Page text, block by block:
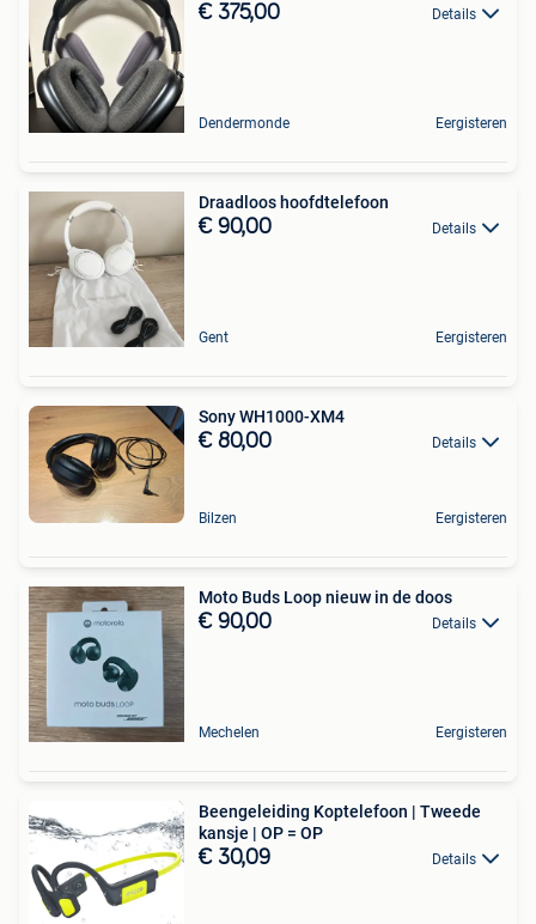
€ 375,00 Details
Dendermonde Eergisteren
Draadloos hoofdtelefoon
€ 90,00 Details
Gent Eergisteren
Sony WH1000-XM4
€ 80,00 Details
Bilzen Eergisteren
Moto Buds Loop nieuw in de doos
€ 90,00 Details
Mechelen Eergisteren
Beengeleiding Koptelefoon | Tweede
kansje | OP = OP
€ 30,09 Details